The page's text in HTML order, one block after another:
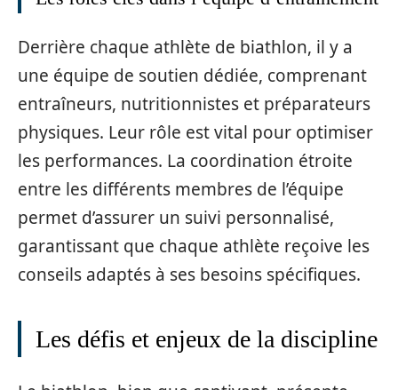
Derrière chaque athlète de biathlon, il y a
une équipe de soutien dédiée, comprenant
entraîneurs, nutritionnistes et préparateurs
physiques. Leur rôle est vital pour optimiser
les performances. La coordination étroite
entre les différents membres de l’équipe
permet d’assurer un suivi personnalisé,
garantissant que chaque athlète reçoive les
conseils adaptés à ses besoins spécifiques.
Les défis et enjeux de la discipline